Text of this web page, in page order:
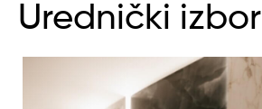
Urednički izbor